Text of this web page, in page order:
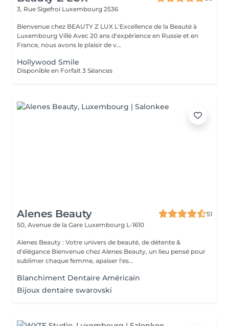
3, Rue Sigefroi Luxembourg 2536
Bienvenue chez BEAUTY Z LUX L'Excellence de la Beauté à
Luxembourg Villé Avec 20 ans d'expérience en Russie et en
France, nous avons le plaisir de v...
Hollywood Smile
Disponible en Forfait 3 Séances
Alenes Beauty
51
50, Avenue de la Gare Luxembourg L-1610
Alenes Beauty : Votre univers de beauté, de détente &
d'élégance Bienvenue chez Alenes Beauty, un lieu pensé pour
sublimer chaque femme, apaiser l'es...
Blanchiment Dentaire Américain
Bijoux dentaire swarovski